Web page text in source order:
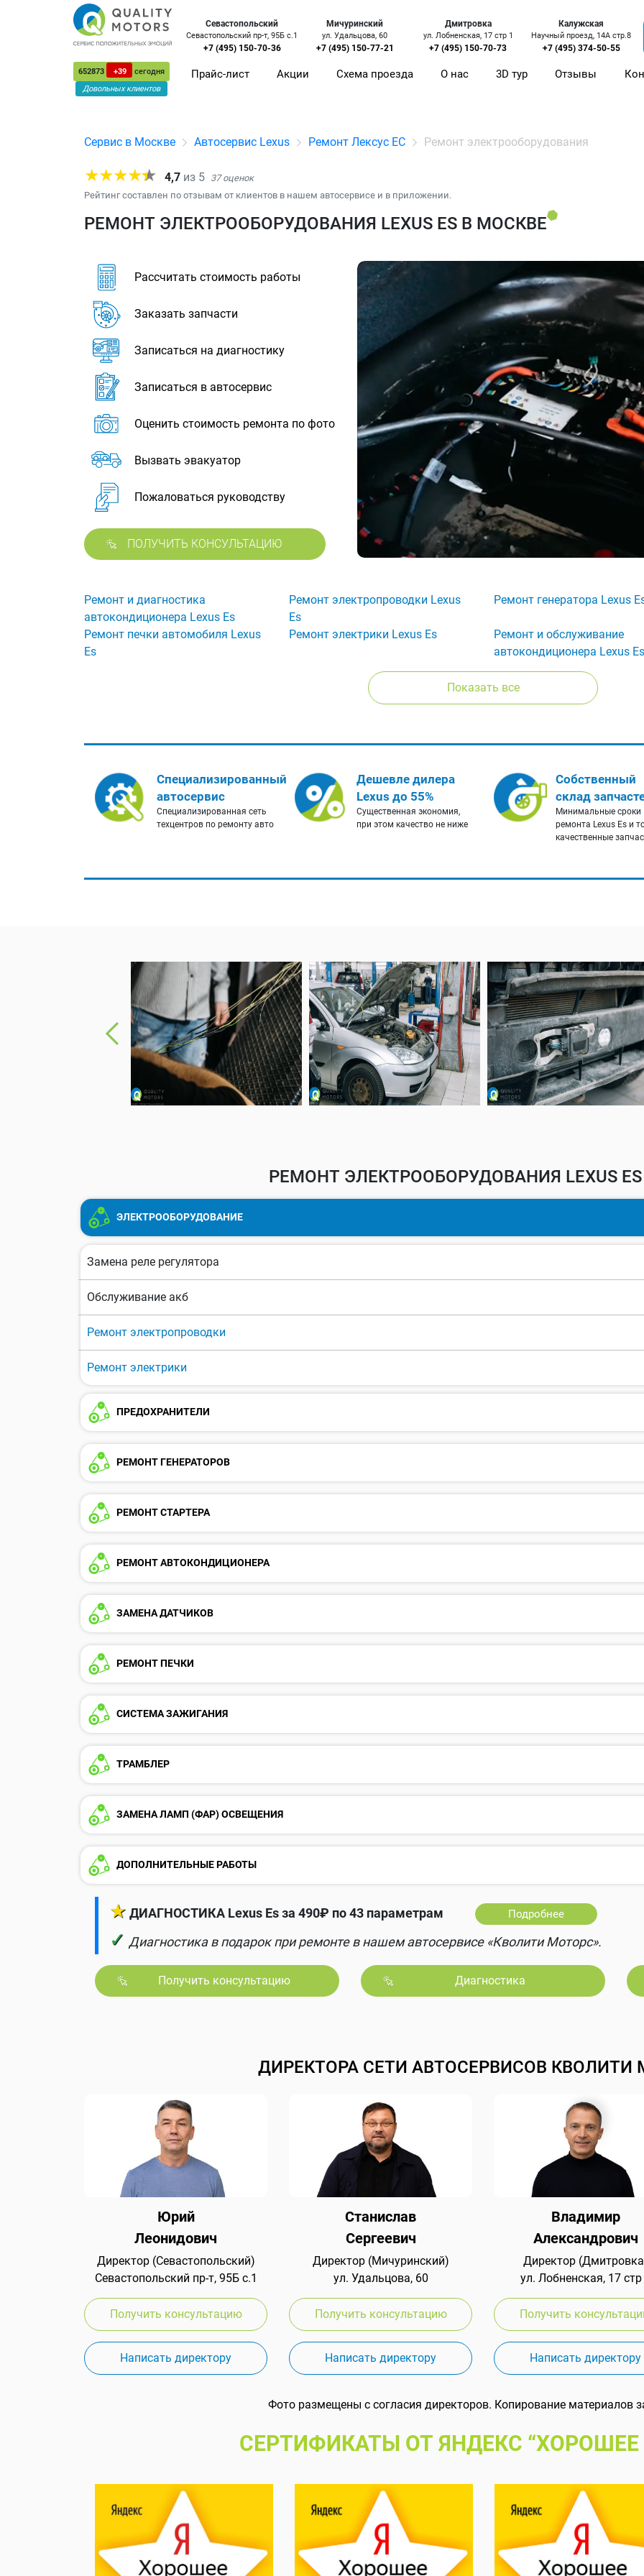
652873 +39
сегодня
Довольных клиентов
Севастопольский
Севастопольский пр-т, 95Б с.1
+7 (495) 150-70-36
Мичуринский
ул. Удальцова, 60
+7 (495) 150-77-21
Дмитровка
ул. Лобненская, 17 стр 1
+7 (495) 150-70-73
Калужская
Научный проезд, 14А стр.8
+7 (495) 374-50-55
Прайс-лист Акции Схема проезда О нас 3D тур Отзывы
Сервис в Москве Автосервис Lexus Ремонт Лексус ЕС Ремонт электрооборудования
4,7 из 5 37оценок
Рейтинг составлен по отзывам от клиентов в нашем автосервисе и в приложении.
РЕМОНТ ЭЛЕКТРООБОРУДОВАНИЯ LEXUS ES В МОСКВЕ
Рассчитать стоимость работы
Заказать запчасти
Записаться на диагностику
Записаться в автосервис
Оценить стоимость ремонта по фото
Вызвать эвакуатор
Пожаловаться руководству
ПОЛУЧИТЬ КОНСУЛЬТАЦИЮ
Ремонт и диагностика
автокондиционера Lexus Es
Ремонт электропроводки Lexus
Es
Ремонт генератора Lexus
Ремонт печки автомобиля Lexus
Es
Ремонт электрики Lexus Es
Ремонт и обслуживание
автокондиционера Lexus Es
Показать все
Специализированный
автосервис
Специализированная сеть
техцентров по ремонту авто
Дешевле дилера
Lexus до 55%
Существенная экономия,
при этом качество не ниже
Собственный
склад
Минимальные сроки
ремонта Lexus Es и
качественные
РЕМОНТ ЭЛЕКТРООБОРУДОВАНИЯ LEXUS
ЭЛЕКТРООБОРУДОВАНИЕ
Замена реле регулятора
Обслуживание акб
Ремонт электропроводки
Ремонт электрики
ПРЕДОХРАНИТЕЛИ
РЕМОНТ ГЕНЕРАТОРОВ
РЕМОНТ СТАРТЕРА
РЕМОНТ АВТОКОНДИЦИОНЕРА
ЗАМЕНА ДАТЧИКОВ
РЕМОНТ ПЕЧКИ
СИСТЕМА ЗАЖИГАНИЯ
ТРАМБЛЕР
ЗАМЕНА ЛАМП (ФАР) ОСВЕЩЕНИЯ
ДОПОЛНИТЕЛЬНЫЕ РАБОТЫ
★ ДИАГНОСТИКА Lexus Es за 490₽ по 43 параметрам Подробнее
✓ Диагностика в подарок при ремонте в нашем автосервисе «Кволити Моторс».
Получить консультацию Диагностика
ДИРЕКТОРА СЕТИ АВТОСЕРВИСОВ КВОЛИТИ
Юрий
Леонидович
Директор (Севастопольский)
Севастопольский пр-т, 95Б с.1
Получить консультацию
Написать директору
Станислав
Сергеевич
Директор (Мичуринский)
ул. Удальцова, 60
Получить консультацию
Написать директору
Владимир
Александрович
Директор
ул. Лобненская, 17 стр
Получить
Написать директору
Фото размещены с согласия директоров. Копирование материалов
СЕРТИФИКАТЫ ОТ ЯНДЕКС “ХОРОШЕЕ